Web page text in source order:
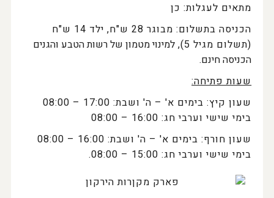
מתאים לעגלות: כן
הכניסה בתשלום: מבוגר 28 ש"ח, ילד 14 ש"ח
(תשלום מגיל 5),
למינוי מטמון של רשות הטבע והגנים
הכניסה חינם.
שעות פתיחה:
שעון קיץ: בימים א' – ה' ושבת: 17:00 – 08:00
בימי שישי וערבי חג: 16:00 – 08:00
שעון חורף: בימים א' – ה' ושבת: 16:00 – 08:00
בימי שישי וערבי חג: 15:00 – 08:00.